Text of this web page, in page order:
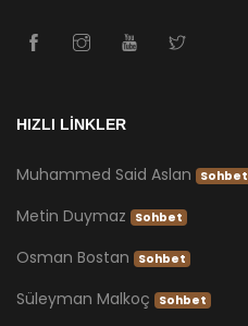
HIZLI LİNKLER
Muhammed Said Aslan Sohbet
Metin Duymaz Sohbet
Osman Bostan Sohbet
Süleyman Malkoç Sohbet